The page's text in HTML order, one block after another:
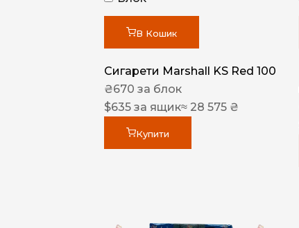
В Кошик
Сигарети Marshall KS Red 100
₴670 за блок
$635 за ящик≈ 28 575 ₴
Купити